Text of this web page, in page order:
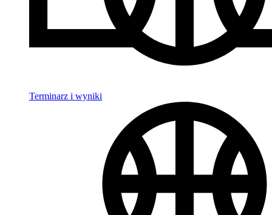
Terminarz i wyniki